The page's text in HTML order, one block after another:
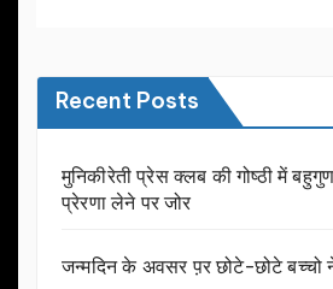
Recent Posts
मुनिकीरेती प्रेस क्लब की गोष्ठी में
प्रेरणा लेने पर जोर
जन्मदिन के अवसर प़र छोटे-छोटे बच्चो